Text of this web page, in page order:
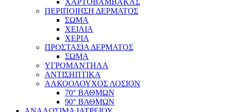
ΧΑΡΤΟΒΑΜΒΑΚΑΣ
ΠΕΡΙΠΟΙΗΣΗ ΔΕΡΜΑΤΟΣ
ΣΩΜΑ
ΧΕΙΛΙΑ
ΧΕΡΙΑ
ΠΡΟΣΤΑΣΙΑ ΔΕΡΜΑΤΟΣ
ΣΩΜΑ
ΥΓΡΟΜΑΝΤΗΛΑ
ΑΝΤΙΣΗΠΤΙΚΑ
ΑΛΚΟΟΛΟΥΧΟΣ ΛΟΣΙΟΝ
70° ΒΑΘΜΩΝ
90° ΒΑΘΜΩΝ